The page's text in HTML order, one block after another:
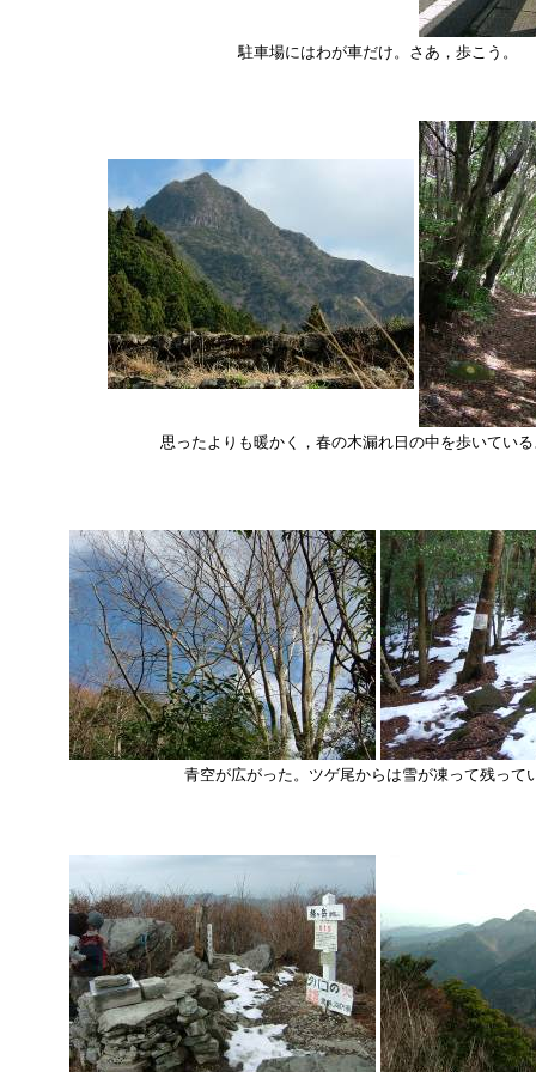
駐車場にはわが車だけ。さあ，歩こう。
思ったよりも暖かく，春の木漏れ日の中を歩いてい
青空が広がった。ツゲ尾からは雪が凍って残って